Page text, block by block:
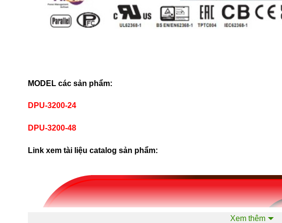
MODEL các sản phẩm:
DPU-3200-24
DPU-3200-48
Link xem tài liệu catalog sản phẩm:
Xem thêm